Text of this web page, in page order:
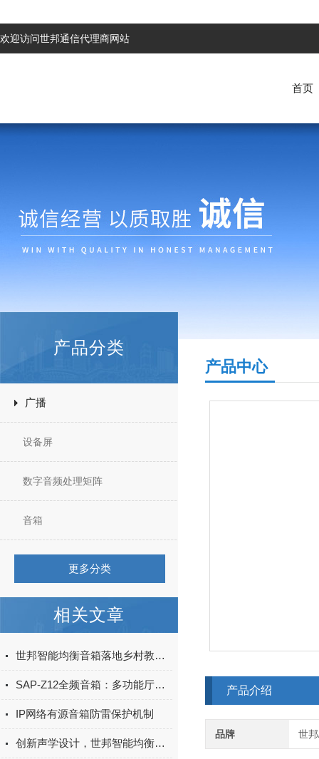
欢迎访问世邦通信代理商网站
首页
产品分类
广播
设备屏
数字音频处理矩阵
音箱
更多分类
相关文章
世邦智能均衡音箱落地乡村教育，赋能云南数字校园建设
SAP-Z12全频音箱：多功能厅两分频扩声扬声器
IP网络有源音箱防雷保护机制
创新声学设计，世邦智能均衡音箱如何实现声学突破？
产品中心
产品介绍
品牌 世